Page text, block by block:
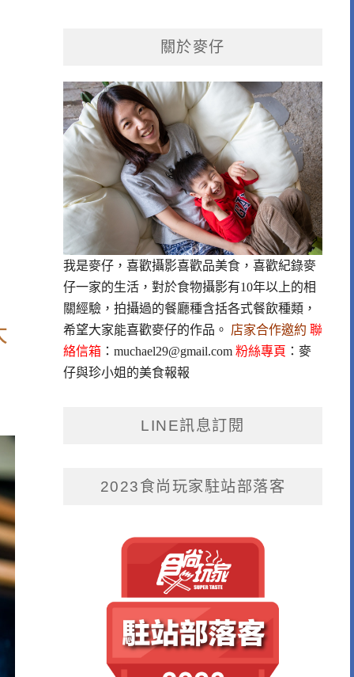
關於麥仔
我是麥仔，喜歡攝影喜歡品美食，喜歡紀錄麥
仔一家的生活，對於食物攝影有10年以上的相
關經驗，拍攝過的餐廳種含括各式餐飲種類，
希望大家能喜歡麥仔的作品。 店家合作邀約 聯
絡信箱： muchael29@gmail.com 粉絲專頁 ： 麥
仔與珍小姐的美食報報
LINE訊息訂閱
2023食尚玩家駐站部落客